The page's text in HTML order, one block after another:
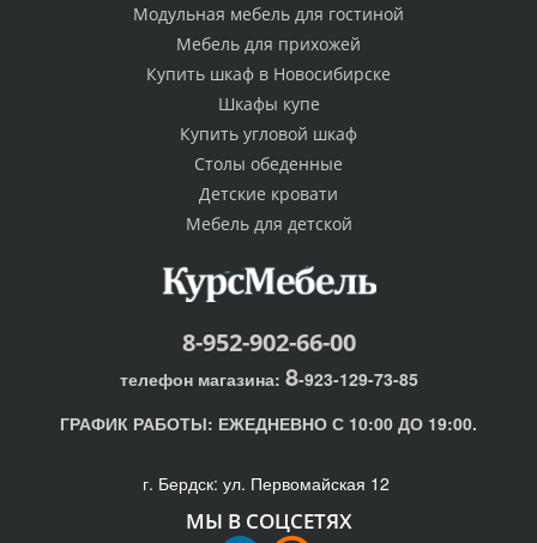
Модульная мебель для гостиной
Мебель для прихожей
Купить шкаф в Новосибирске
Шкафы купе
Купить угловой шкаф
Столы обеденные
Детские кровати
Мебель для детской
8-952-902-66-00
телефон магазина: 8-923-129-73-85
ГРАФИК РАБОТЫ: ЕЖЕДНЕВНО С 10:00 ДО 19:00.
г. Бердск: ул. Первомайская 12
МЫ В СОЦСЕТЯХ